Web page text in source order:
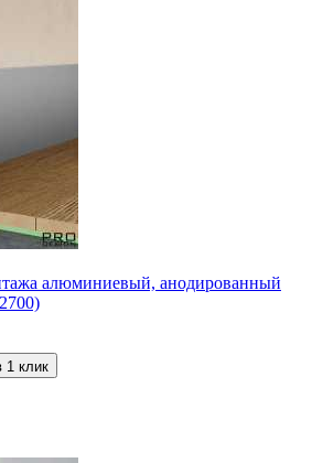
алюминиевый, анодированный
1 клик